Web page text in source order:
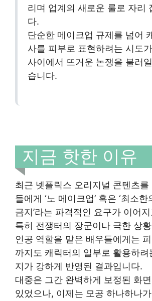
리며 업계의 새로운 룰로 자리
다.
단순한 메이크업 규제를 넘어
사를 피부로 표현하려는 시도
사이에서 뜨거운 논쟁을 불러
습니다.
지금 핫한 이유
최근 넷플릭스 오리지널 콘텐츠를
들에게 ‘노 메이크업’ 혹은 ‘최소
금지’라는 파격적인 요구가 이어
특히 전쟁터의 장군이나 극한 상
인공 역할을 맡은 배우들에게는
까지도 캐릭터의 일부로 활용하려
지가 강하게 반영된 결과입니다.
대중은 그간 완벽하게 보정된 화
있었으나, 이제는 모공 하나하나